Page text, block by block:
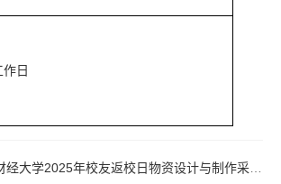
日
大学2025年校友返校日物资设计与制作采购项目结果公示表